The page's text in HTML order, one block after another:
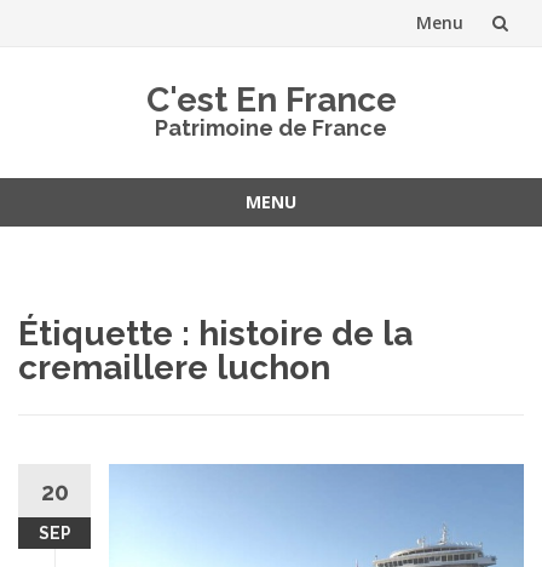
Menu
C'est En France
Patrimoine de France
MENU
Étiquette : histoire de la
cremaillere luchon
20
SEP